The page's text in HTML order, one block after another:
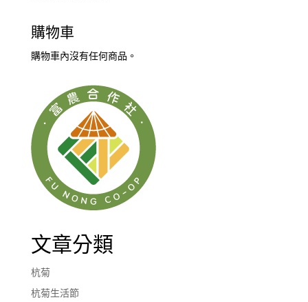
購物車
購物車內沒有任何商品。
文章分類
杭菊
杭菊生活節